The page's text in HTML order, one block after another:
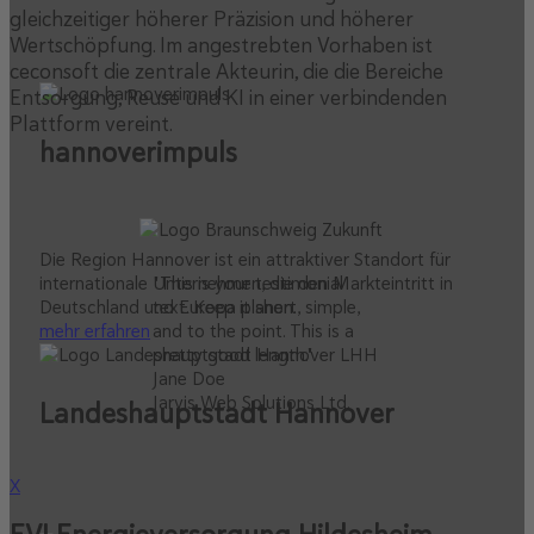
hannoverimpuls
Die Region Hannover ist ein attraktiver Standort für
internationale Unternehmen, die den Markteintritt in
Deutschland und Europa planen.
mehr erfahren
Landeshauptstadt Hannover
gleichzeitiger höherer Präzision und höherer
Wertschöpfung. Im angestrebten Vorhaben ist
ceconsoft die zentrale Akteurin, die die Bereiche
Entsorgung, Reuse und KI in einer verbindenden
Plattform vereint.
"This is your testimonial
text. Keep it short, simple,
and to the point. This is a
pretty good length."
Jane Doe
Jarvis Web Solutions Ltd.
X